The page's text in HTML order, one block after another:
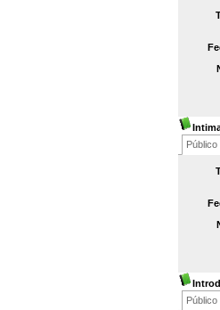
Público
Público